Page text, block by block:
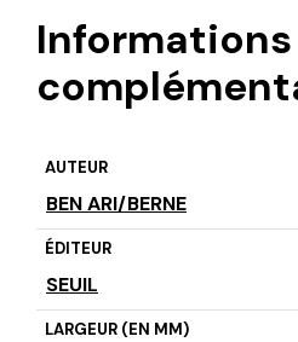
Informations
AUTEUR
BEN ARI/BERNE
ÉDITEUR
SEUIL
LARGEUR (EN MM)